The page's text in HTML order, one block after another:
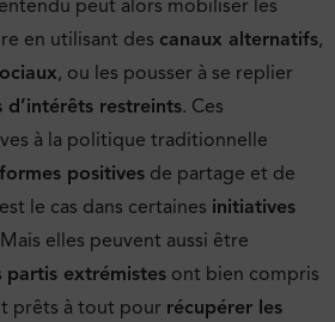
peut alors mobiliser les
en utilisant des canaux alternatifs,
, ou les pousser à se replier
d’intérêts restreints. Ces
à la politique traditionnelle
formes positives de partage et de
le cas dans certaines initiatives
elles peuvent aussi être
partis extrémistes ont bien compris
prêts à tout pour récupérer les